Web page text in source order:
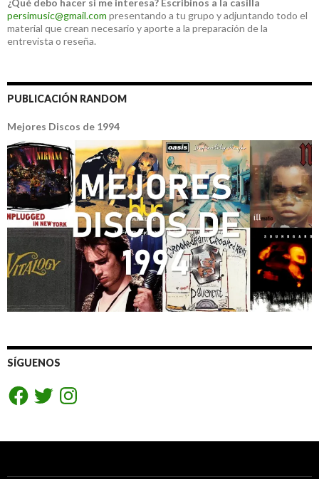
¿Qué debo hacer si me interesa? Escribinos a la casilla
persimusic@gmail.com presentando a tu grupo y adjuntando todo el
material que crean necesario y aporte a la preparación de la
entrevista o reseña.
PUBLICACIÓN RANDOM
Mejores Discos de 1994
SÍGUENOS
FacebookTwitterInstagram